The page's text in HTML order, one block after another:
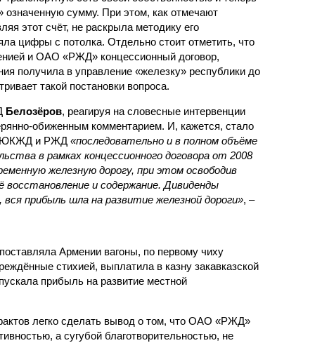
означенную сумму. При этом, как отмечают
этот счёт, не раскрыла методику его
цифры с потолка. Отдельно стоит отметить, что
и ОАО «РЖД» концессионный договор,
получила в управление «железку» республики до
такой постановки вопроса.
Белозёров, реагируя на словесные интервенции
обиженным комментарием. И, кажется, стало
ЮКЖД и РЖД «последовательно и в полном объёме
в рамках концессионного договора от 2008
железную дорогу, при этом освободив
и содержание. Дивиденды
вся прибыль шла на развитие железной дороги», –
Армении вагоны, по первому чиху
стихией, выплатила в казну закавказской
прибыль на развитие местной
легко сделать вывод о том, что ОАО «РЖД»
а сугубой благотворительностью, не